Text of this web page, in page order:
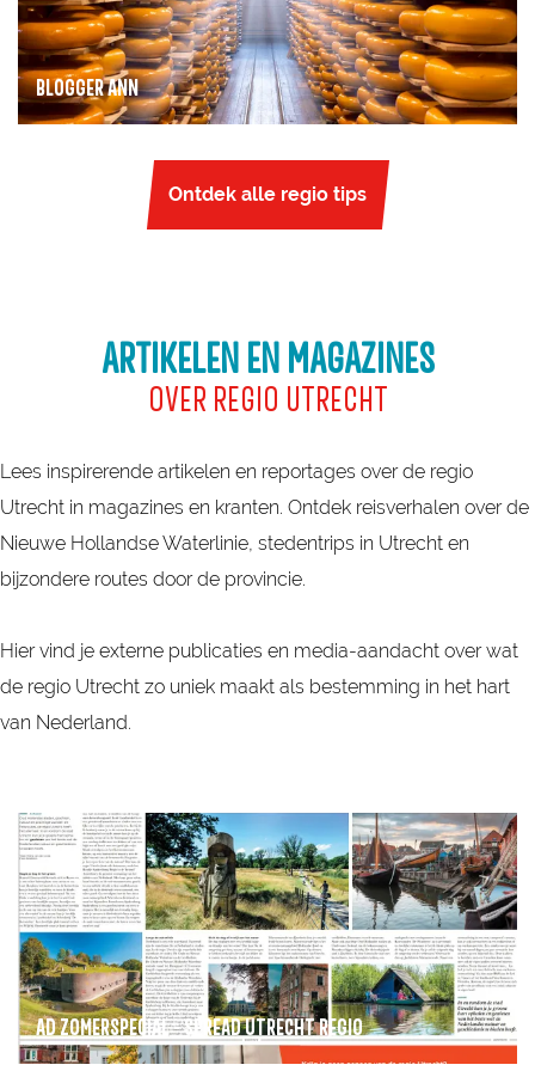
g
e
BLOGGER ANN
g
e
r
Ontdek alle regio tips
ARTIKELEN EN MAGAZINES
OVER REGIO UTRECHT
Lees inspirerende artikelen en reportages over de regio
Utrecht in magazines en kranten. Ontdek reisverhalen over de
Nieuwe Hollandse Waterlinie, stedentrips in Utrecht en
bijzondere routes door de provincie.
Hier vind je externe publicaties en media-aandacht over wat
de regio Utrecht zo uniek maakt als bestemming in het hart
van Nederland.
AD ZOMERSPECIAL - SPREAD UTRECHT REGIO
A
D
Z
o
m
e
r